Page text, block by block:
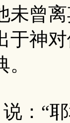
未曾
于神
“耶